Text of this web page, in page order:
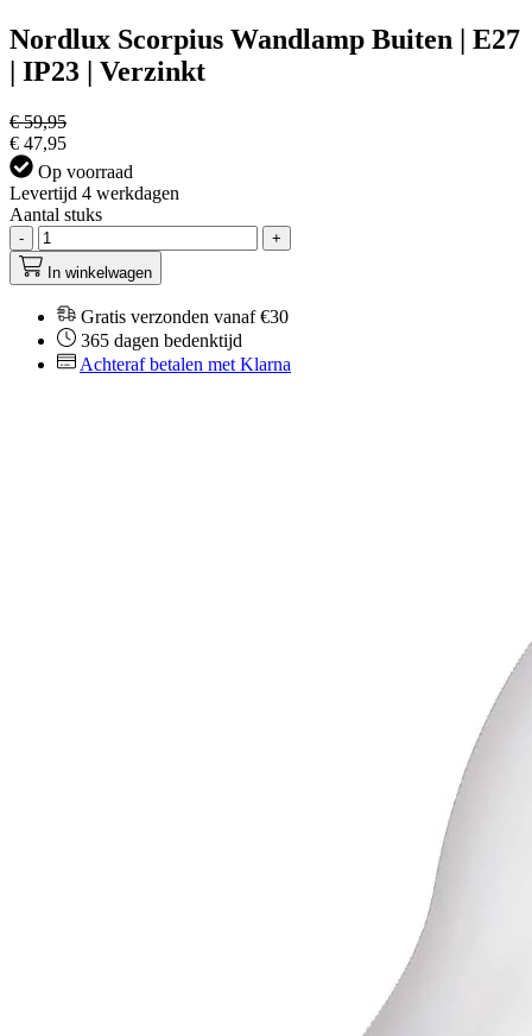
Nordlux Scorpius Wandlamp Buiten | E27
| IP23 | Verzinkt
€ 59,95
€ 47,95
Op voorraad
Levertijd 4 werkdagen
Aantal stuks
-
+
In winkelwagen
Gratis verzonden vanaf €30
365 dagen bedenktijd
Achteraf betalen met Klarna